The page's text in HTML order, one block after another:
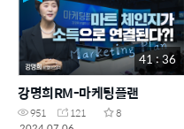
41 : 36
강명희RM-마케팅플랜
951 121
8